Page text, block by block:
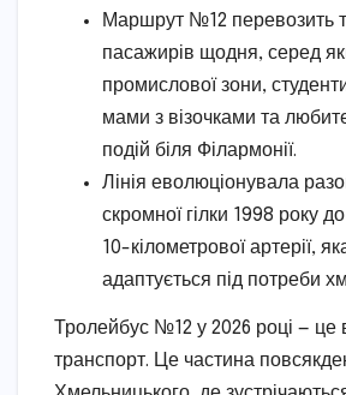
Маршрут №12 перевозить
пасажирів щодня, серед
промислової зони,
мами з візочками та
подій біля Філармонії.
Лінія еволюціонувала
скромної гілки 1998 року
10-кілометрової артерії,
адаптується під потреби
Тролейбус №12 у 2026 році — це
транспорт. Це частина